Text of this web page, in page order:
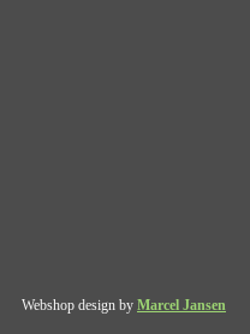
Webshop design by Marcel Jansen